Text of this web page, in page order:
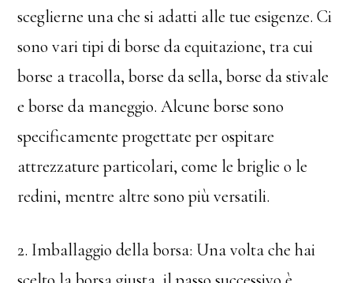
sceglierne una che si adatti alle tue esigenze. Ci
sono vari tipi di borse da equitazione, tra cui
borse a tracolla, borse da sella, borse da stivale
e borse da maneggio. Alcune borse sono
specificamente progettate per ospitare
attrezzature particolari, come le briglie o le
redini, mentre altre sono più versatili.
2. Imballaggio della borsa: Una volta che hai